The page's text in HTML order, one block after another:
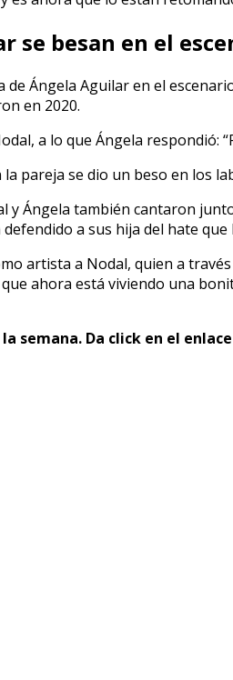
se besan en el
Ángela Aguilar en el
en 2020.
a lo que Ángela respondió:
pareja se dio un beso en los
y Ángela también cantaron
a sus hija del hate
artista a Nodal, quien a
ahora está viviendo una
semana. Da click en el